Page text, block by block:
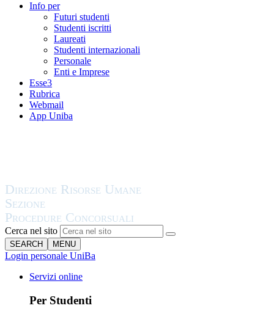
Info per
Futuri studenti
Studenti iscritti
Laureati
Studenti internazionali
Personale
Enti e Imprese
Esse3
Rubrica
Webmail
App Uniba
Cerca nel sito
SEARCH MENU
Login personale UniBa
Servizi online
Per Studenti